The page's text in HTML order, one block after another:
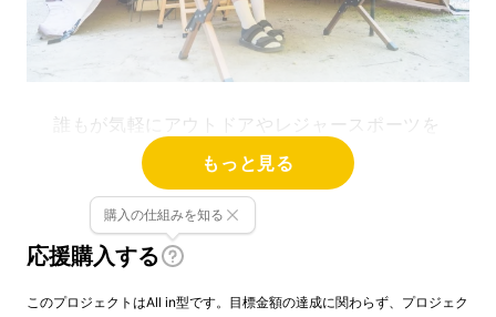
誰もが気軽にアウトドアやレジャースポーツを
楽しめるようになったいま、多くの人が「おそ
と時間」に癒しを求めています。
しかし・・・
もっと見る
応援購入する
購入の仕組みを知る
このプロジェクトはAll in型です。目標金額の達成に関わらず、プロジェク